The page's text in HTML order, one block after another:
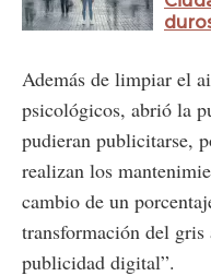
Además de limpiar el
psicológicos, abrió la
pudieran publicitarse,
realizan los
cambio de un
transformación del
publicidad digital”.